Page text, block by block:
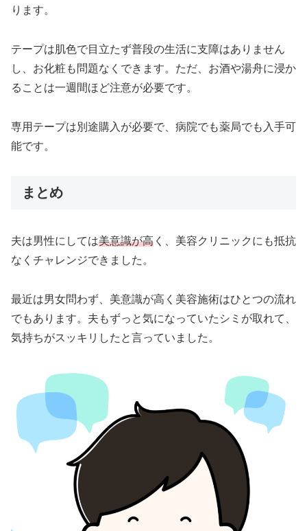
ります。
テープは肌色で目立たず普段の生活に支障はありません
し、お化粧も問題なくできます。ただ、お酒や湯舟に浸か
ることは一週間ほど注意が必要です。
専用テープは別途購入が必要で、病院でも薬局でも入手可
能です。
まとめ
夫は男性にしては美意識が高 く、美容クリニックにも抵抗
なくチャレンジできました。
最近は男女問わず、美意識が高く美容施術はひとつの流れ
でもあります。夫もずっと気になっていたシミが取れて、
気持ちがスッキリしたと言っていました。